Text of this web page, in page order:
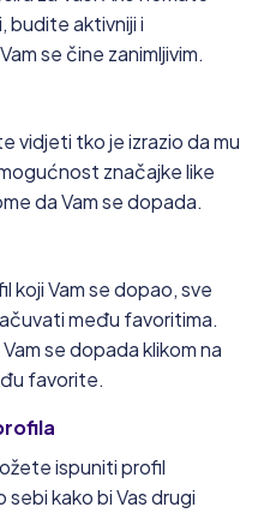
budite aktivniji i
se čine zanimljivim.
vidjeti tko je izrazio da mu
značajke like
da Vam se dopada.
koji Vam se dopao, sve
među favoritima.
se dopada klikom na
favorite.
ispuniti profil
kako bi Vas drugi